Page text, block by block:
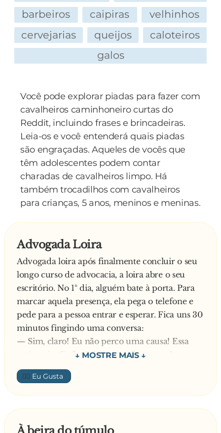
barbeiros
caipiras
velhinhos
cervejarias
queijos
caloteiros
galos
Você pode explorar piadas para fazer com
cavalheiros caminhoneiro curtas do
Reddit, incluindo frases e brincadeiras.
Leia-os e você entenderá quais piadas
são engraçadas. Aqueles de vocês que
têm adolescentes podem contar
charadas de cavalheiros limpo. Há
também trocadilhos com cavalheiros
para crianças, 5 anos, meninos e meninas.
Advogada Loira
Advogada loira após finalmente concluir o seu
longo curso de advocacia, a loira abre o seu
escritório. No 1º dia, alguém bate à porta. Para
marcar aquela presença, ela pega o telefone e
pede para a pessoa entrar e esperar. Fica uns 30
minutos fingindo uma conversa:
— Sim, claro! Eu não perco uma causa! Essa
está muito fácil... O homem olha para ela com
uma cara desconfiada!
— Com certeza, no próximo julgamento o juiz
nos dará sentença favorável e venceremos!
E assim ficou enrolando. Quando desligou, após
👍🏼